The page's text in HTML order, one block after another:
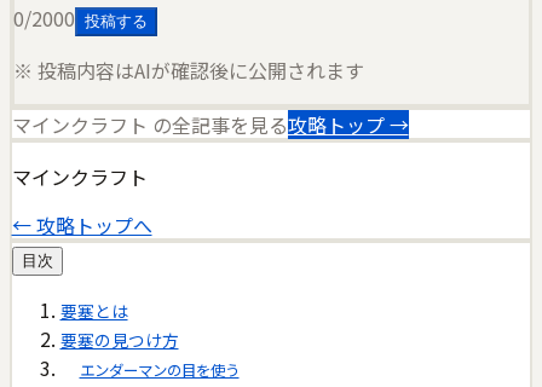
0/2000 投稿する
※ 投稿内容はAIが確認後に公開されます
マインクラフト の全記事を見る攻略トップ →
マインクラフト
← 攻略トップへ
目次
要塞とは
要塞の見つけ方
エンダーマンの目を使う